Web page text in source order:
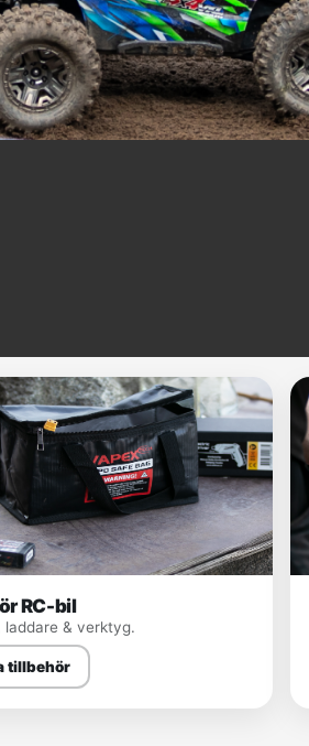
RC-bil
laddare & verktyg.
tillbehör